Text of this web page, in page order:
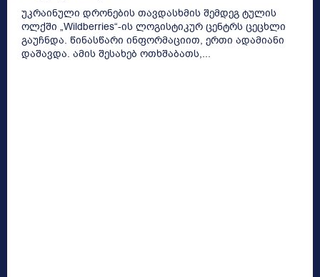
უკრაინული დრონების თავდასხმის შემდეგ ტულის
ოლქში „Wildberries“-ის ლოგისტიკურ ცენტრს ცეცხლი
გაუჩნდა. წინასწარი ინფორმაციით, ერთი ადამიანი
დაშავდა. ამის შესახებ ოთხშაბათს,...